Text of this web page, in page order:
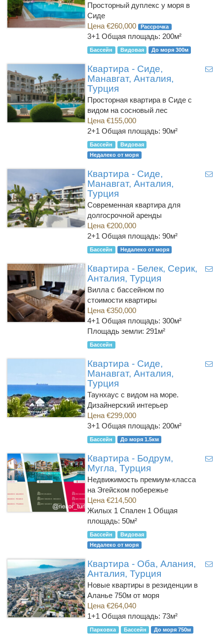
Просторный дуплекс у моря в
Сиде
Цена €260,000
Рассрочка
3+1 Общая площадь: 200м²
Бассейн Видовая До моря 300м
Квартира - Сиде,
Манавгат, Анталия,
Турция
Просторная квартира в Сиде с
видом на сосновый лес
Цена €155,000
2+1 Общая площадь: 90м²
Бассейн
Видовая
Недалеко от моря
Квартира - Сиде,
Манавгат, Анталия,
Турция
Современная квартира для
долгосрочной аренды
Цена €200,000
2+1 Общая площадь: 90м²
Бассейн Недалеко от моря
Квартира - Белек, Серик,
Анталия, Турция
Вилла с бассейном по
стоимости квартиры
Цена €350,000
4+1 Общая площадь: 300м²
Площадь земли: 291м²
Бассейн
Квартира - Сиде,
Манавгат, Анталия,
Турция
Таунхаус с видом на море.
Дизайнерский интерьер
Цена €299,000
3+1 Общая площадь: 200м²
Бассейн До моря 1.5км
Квартира - Бодрум,
Мугла, Турция
Недвижимость премиум-класса
на Эгейском побережье
Цена €214,500
Жилых 1 Спален 1 Общая
площадь: 50м²
Бассейн
Видовая
Недалеко от моря
Квартира - Оба, Алания,
Анталия, Турция
Новые квартиры в резиденции в
Аланье 750м от моря
Цена €264,040
1+1 Общая площадь: 73м²
Парковка Бассейн До моря 750м